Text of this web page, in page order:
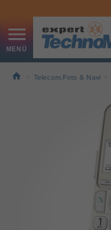
Telecom,Foto & Navi